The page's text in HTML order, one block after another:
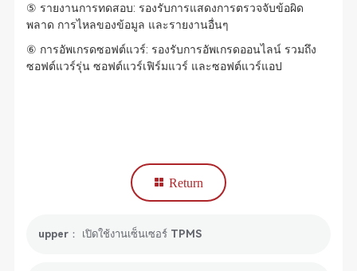
⑤ รายงานการทดสอบ: รองรับการแสดงการตรวจจับข้อผิด
พลาด การไหลของข้อมูล และรายงานอื่นๆ
⑥ การอัพเกรดซอฟต์แวร์: รองรับการอัพเกรดออนไลน์ รวมถึง
ซอฟต์แวร์รุ่น ซอฟต์แวร์เฟิร์มแวร์ และซอฟต์แวร์แอป
Return
upper： เปิดใช้งานเซ็นเซอร์ TPMS